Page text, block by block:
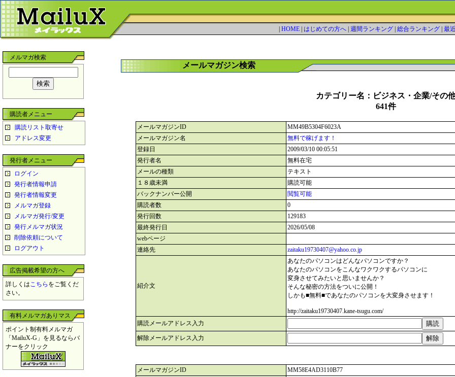
HOME はじめての方へ 週間ランキング 総合ランキング 最
メルマガ検索
購読者メニュー
購読リスト取寄せ
アドレス変更
発行者メニュー
ログイン
発行者情報申請
発行者情報変更
メルマガ登録
メルマガ発行/変更
発行メルマガ状況
削除依頼について
ログアウト
広告掲載希望の方へ
詳しくはこちら をご覧くだ
さい。
有料メルマガありマス
ポイント制有料メルマガ
「MailuX-G」を見るならバ
ナーをクリック
メールマガジン検索
カテゴリー名：ビジネス・企業/その
641件
メールマガジンID
MM49B5304F6023A
メールマガジン名
無料で稼げます！
登録日
2009/03/10 00:05:51
発行者名
無料在宅
メールの種類
テキスト
１８歳未満
購読可能
バックナンバー公開
閲覧可能
購読者数
0
発行回数
129183
最終発行日
2026/05/08
webページ
連絡先
zaitaku19730407@yahoo.co.jp
紹介文
あなたのパソコンはどんなパソコンですか？
あなたのパソコンをこんなワクワクするパソコンに
変身させてみたいと思いませんか？
そんな秘密の方法をついに公開！
しかも■無料■であなたのパソコンを大変身させます！
http://zaitaku19730407.kane-tsugu.com/
購読メールアドレス入力
解除メールアドレス入力
メールマガジンID
MM58E4AD3110B77